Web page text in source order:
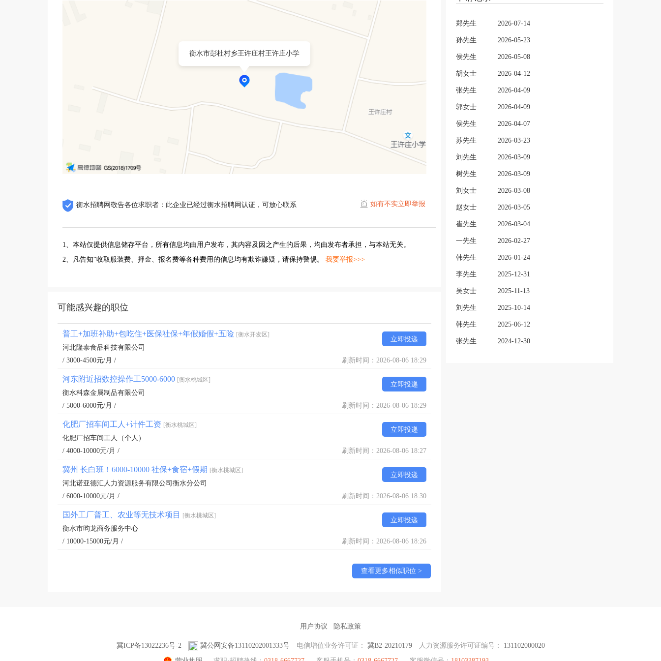
衡水市彭杜村乡王许庄村王许庄小学
衡水招聘网敬告各位求职者：此企业已经过衡水招聘网认证，可放心联系 如有不实立即举报
1、本站仅提供信息储存平台，所有信息均由用户发布，其内容及因之产生的后果，均由发布者承担，与本站无关。
2、凡告知“收取服装费、押金、报名费等各种费用的信息均有欺诈嫌疑，请保持警惕。 我要举报>>>
可能感兴趣的职位
普工+加班补助+包吃住+医保社保+年假婚假+五险 [衡水开发区]
立即投递
河北隆泰食品科技有限公司
/ 3000-4500元/月 /
刷新时间：2026-08-06 18:29
河东附近招数控操作工5000-6000 [衡水桃城区]
立即投递
衡水科森金属制品有限公司
/ 5000-6000元/月 /
刷新时间：2026-08-06 18:29
化肥厂招车间工人+计件工资 [衡水桃城区]
立即投递
化肥厂招车间工人（个人）
/ 4000-10000元/月 /
刷新时间：2026-08-06 18:27
冀州 长白班！6000-10000 社保+食宿+假期 [衡水桃城区]
立即投递
河北诺亚德汇人力资源服务有限公司衡水分公司
/ 6000-10000元/月 /
刷新时间：2026-08-06 18:30
国外工厂普工、农业等无技术项目 [衡水桃城区]
立即投递
衡水市昀龙商务服务中心
/ 10000-15000元/月 /
刷新时间：2026-08-06 18:26
查看更多相似职位 >
郑先生 2026-07-14
孙先生 2026-05-23
侯先生 2026-05-08
胡女士 2026-04-12
张先生 2026-04-09
郭女士 2026-04-09
侯先生 2026-04-07
苏先生 2026-03-23
刘先生 2026-03-09
树先生 2026-03-09
刘女士 2026-03-08
赵女士 2026-03-05
崔先生 2026-03-04
一先生 2026-02-27
韩先生 2026-01-24
李先生 2025-12-31
吴女士 2025-11-13
刘先生 2025-10-14
韩先生 2025-06-12
张先生 2024-12-30
用户协议 隐私政策
冀ICP备13022236号-2 冀公网安备13110202001333号 电信增值业务许可证： 冀B2-20210179 人力资源服务许可证编号： 131102000020